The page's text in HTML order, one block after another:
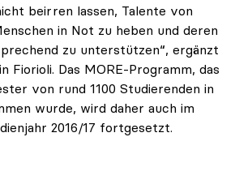
beirren lassen, Talente von
in Not zu heben und deren
zu unterstützen“, ergänzt
Fiorioli. Das MORE-Programm, das
von rund 1100 Studierenden in
wurde, wird daher auch im
2016/17 fortgesetzt.